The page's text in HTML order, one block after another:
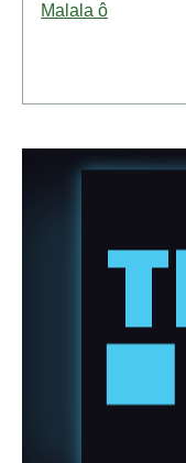
Malala ô